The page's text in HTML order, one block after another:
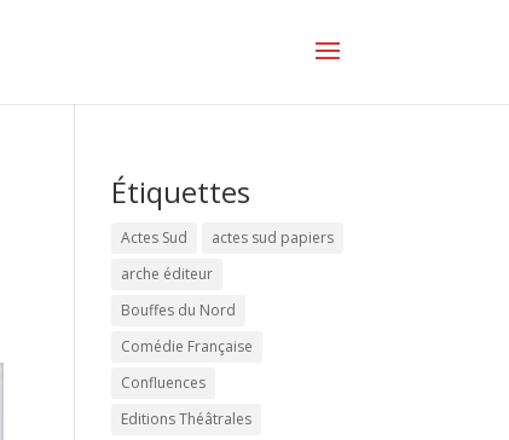
Étiquettes
Actes Sud
actes sud papiers
arche éditeur
Bouffes du Nord
Comédie Française
Confluences
Editions Théâtrales